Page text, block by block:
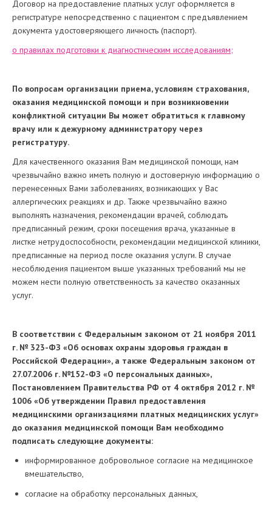
Договор на предоставление платных услуг оформляется в
регистратуре непосредственно с пациентом с предъявлением
документа удостоверяющего личность (паспорт).
о правилах подготовки к диагностическим исследованиям;
По вопросам организации приема, условиям страхования,
оказания медицинской помощи и при возникновении
конфликтной ситуации Вы может обратиться к главному
врачу или к дежурному администратору через
регистратуру.
Для качественного оказания Вам медицинской помощи, нам
чрезвычайно важно иметь полную и достоверную информацию о
перенесенных Вами заболеваниях, возникающих у Вас
аллергических реакциях и др. Также чрезвычайно важно
выполнять назначения, рекомендации врачей, соблюдать
предписанный режим, сроки посещения врача, указанные в
листке нетрудоспособности, рекомендации медицинской клиники,
предписанные на период после оказания услуги. В случае
несоблюдения пациентом выше указанных требований мы не
можем нести полную ответственность за качество оказанных
услуг.
В соответствии с Федеральным законом от 21 ноября 2011
г. № 323-ФЗ «Об основах охраны здоровья граждан в
Российской Федерации», а также Федеральным законом от
27.07.2006 г. №152-ФЗ «О персональных данных»,
Постановлением Правительства РФ от 4 октября 2012 г. №
1006 «Об утверждении Правил предоставления
медицинскими организациями платных медицинских услуг»
до оказания медицинской помощи Вам необходимо
подписать следующие документы:
информированное добровольное согласие на медицинское
вмешательство,
согласие на обработку персональных данных,